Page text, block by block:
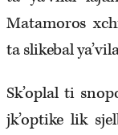
Matamoros
ta slikebal
Sk’oplal ti
jk’optike lik